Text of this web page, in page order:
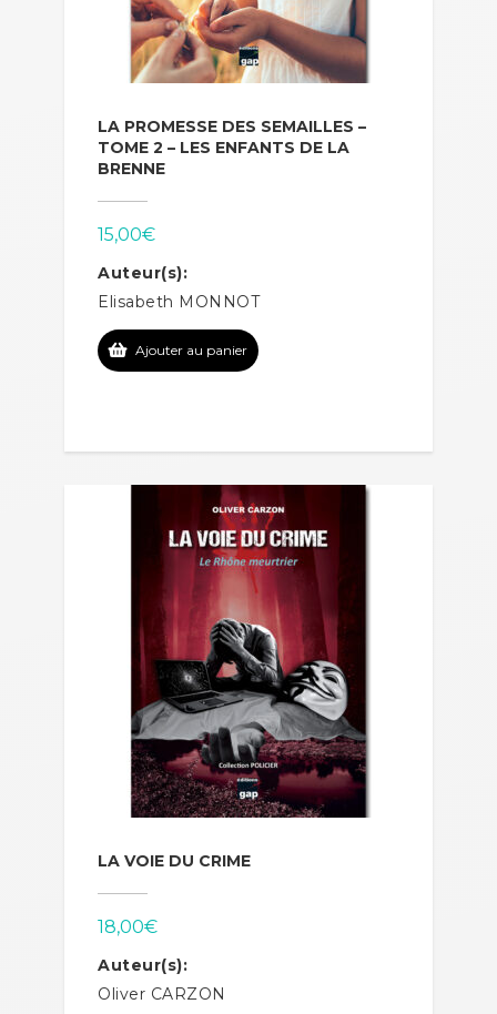
LA PROMESSE DES SEMAILLES –
TOME 2 – LES ENFANTS DE LA
BRENNE
15,00€
Auteur(s):
Elisabeth MONNOT
Ajouter au panier
LA VOIE DU CRIME
18,00€
Auteur(s):
Oliver CARZON